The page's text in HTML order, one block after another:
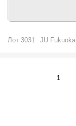
Лот 3031 JU Fukuoka
1